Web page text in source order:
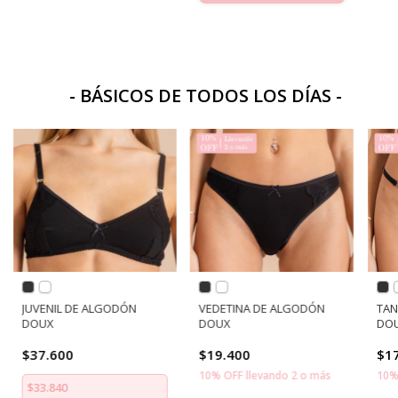
- BÁSICOS DE TODOS LOS DÍAS -
JUVENIL DE ALGODÓN
DOUX
$37.600
$33.840
VEDETINA DE ALGODÓN
DOUX
$19.400
10% OFF llevando 2 o más